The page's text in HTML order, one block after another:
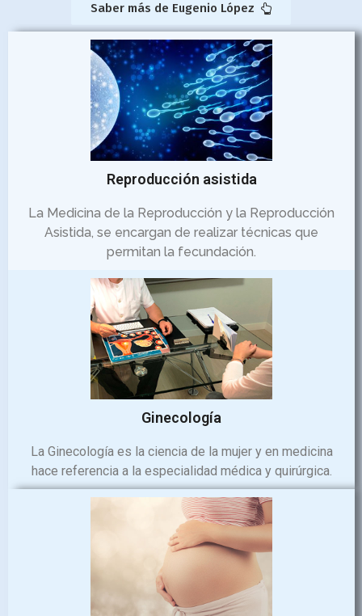
Saber más de Eugenio López
Reproducción asistida
La Medicina de la Reproducción y la Reproducción
Asistida, se encargan de realizar técnicas que
permitan la fecundación.
Ginecología
La Ginecología es la ciencia de la mujer y en medicina
hace referencia a la especialidad médica y quirúrgica.